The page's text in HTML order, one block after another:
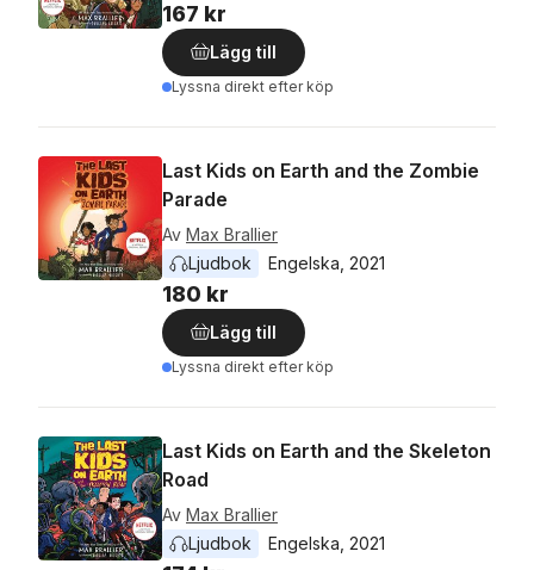
167 kr
Lägg till
Lyssna direkt efter köp
Last Kids on Earth and the Zombie
Parade
Av Max Brallier
Ljudbok
Engelska 2021
180 kr
Lägg till
Lyssna direkt efter köp
Last Kids on Earth and the Skeleton
Road
Av Max Brallier
Ljudbok
Engelska 2021